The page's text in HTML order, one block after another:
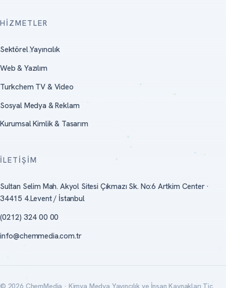
HIZMETLER
Sektörel Yayıncılık
Web & Yazılım
Turkchem TV & Video
Sosyal Medya & Reklam
Kurumsal Kimlik & Tasarım
İLETIŞIM
Sultan Selim Mah. Akyol Sitesi Çıkmazı Sk. No:6 Artkim Center ·
34415 4.Levent / İstanbul
(0212) 324 00 00
info@chemmedia.com.tr
© 2026 ChemMedia · Kimya Medya Yayıncılık ve İnsan Kaynakları Tic.